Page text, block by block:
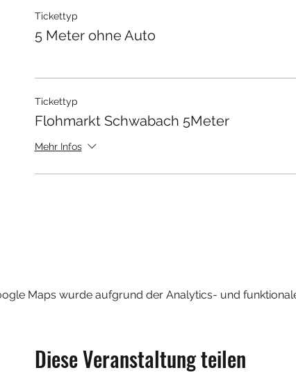
Tickettyp
5 Meter ohne Auto
Tickettyp
Flohmarkt Schwabach 5Meter
Mehr Infos
Maps wurde aufgrund der Analytics- und
Diese Veranstaltung teilen